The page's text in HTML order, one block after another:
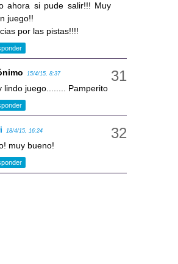
ahora si pude salir!!! Muy
juego!!
por las pistas!!!!
15/4/15, 8:37
lindo juego........ Pamperito
18/4/15, 16:24
muy bueno!